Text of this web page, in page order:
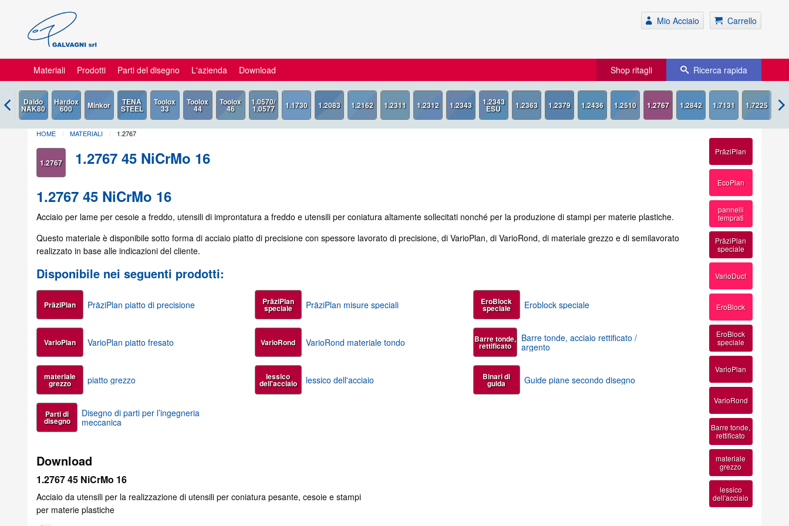
Mio Acciaio Carrello
Materiali Prodotti Parti del disegno L'azienda Download Shop ritagli Ricerca rapida
1.2767
HOME MATERIALI 1.2767
1.2767
1.2767 45 NiCrMo 16
1.2767 45 NiCrMo 16
Acciaio per lame per cesoie a freddo, utensili di improntatura a freddo e utensili per coniatura altamente sollecitati nonché per la produzione di stampi per materie plastiche.
Questo materiale è disponibile sotto forma di acciaio piatto di precisione con spessore lavorato di precisione, di VarioPlan, di VarioRond, di materiale grezzo e di semilavorato
realizzato in base alle indicazioni del cliente.
Disponibile nei seguenti prodotti:
PräziPlan PräziPlan piatto di precisione PräziPlan
speciale PräziPlan misure speciali EroBlock
speciale Eroblock speciale
VarioPlan VarioPlan piatto fresato VarioRond VarioRond materiale tondo Barre tonde,
rettificato
Barre tonde, acciaio rettificato /
argento
materiale
grezzo piatto grezzo lessico
dell'acciaio lessico dell'acciaio Binari di
guida Guide piane secondo disegno
Parti di
disegno
Disegno di parti per l’ingegneria
meccanica
Download
1.2767 45 NiCrMo 16
Acciaio da utensili per la realizzazione di utensili per coniatura pesante, cesoie e stampi
per materie plastiche
PräziPlan
EcoPlan
pannelli
temprati
PräziPlan
speciale
VarioDuct
EroBlock
EroBlock
speciale
VarioPlan
VarioRond
Barre tonde,
rettificato
materiale
grezzo
lessico
dell'acciaio